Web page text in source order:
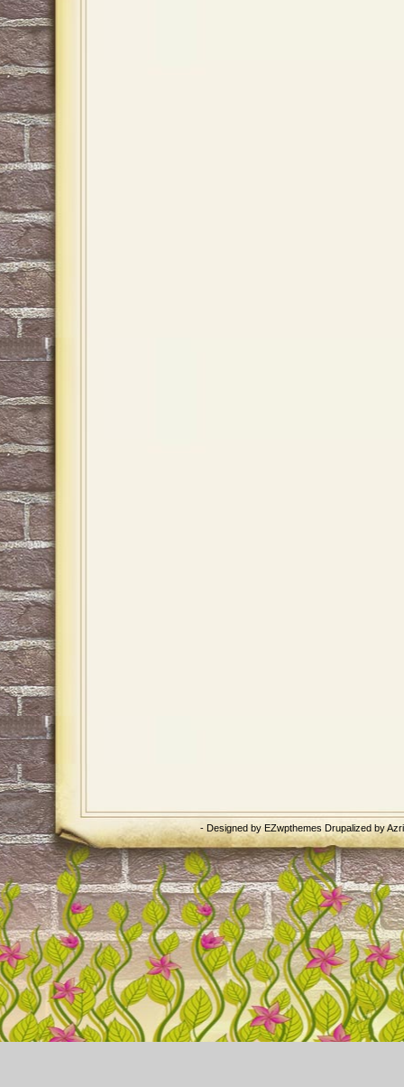
- Designed byEZwpthemesDrupalized by